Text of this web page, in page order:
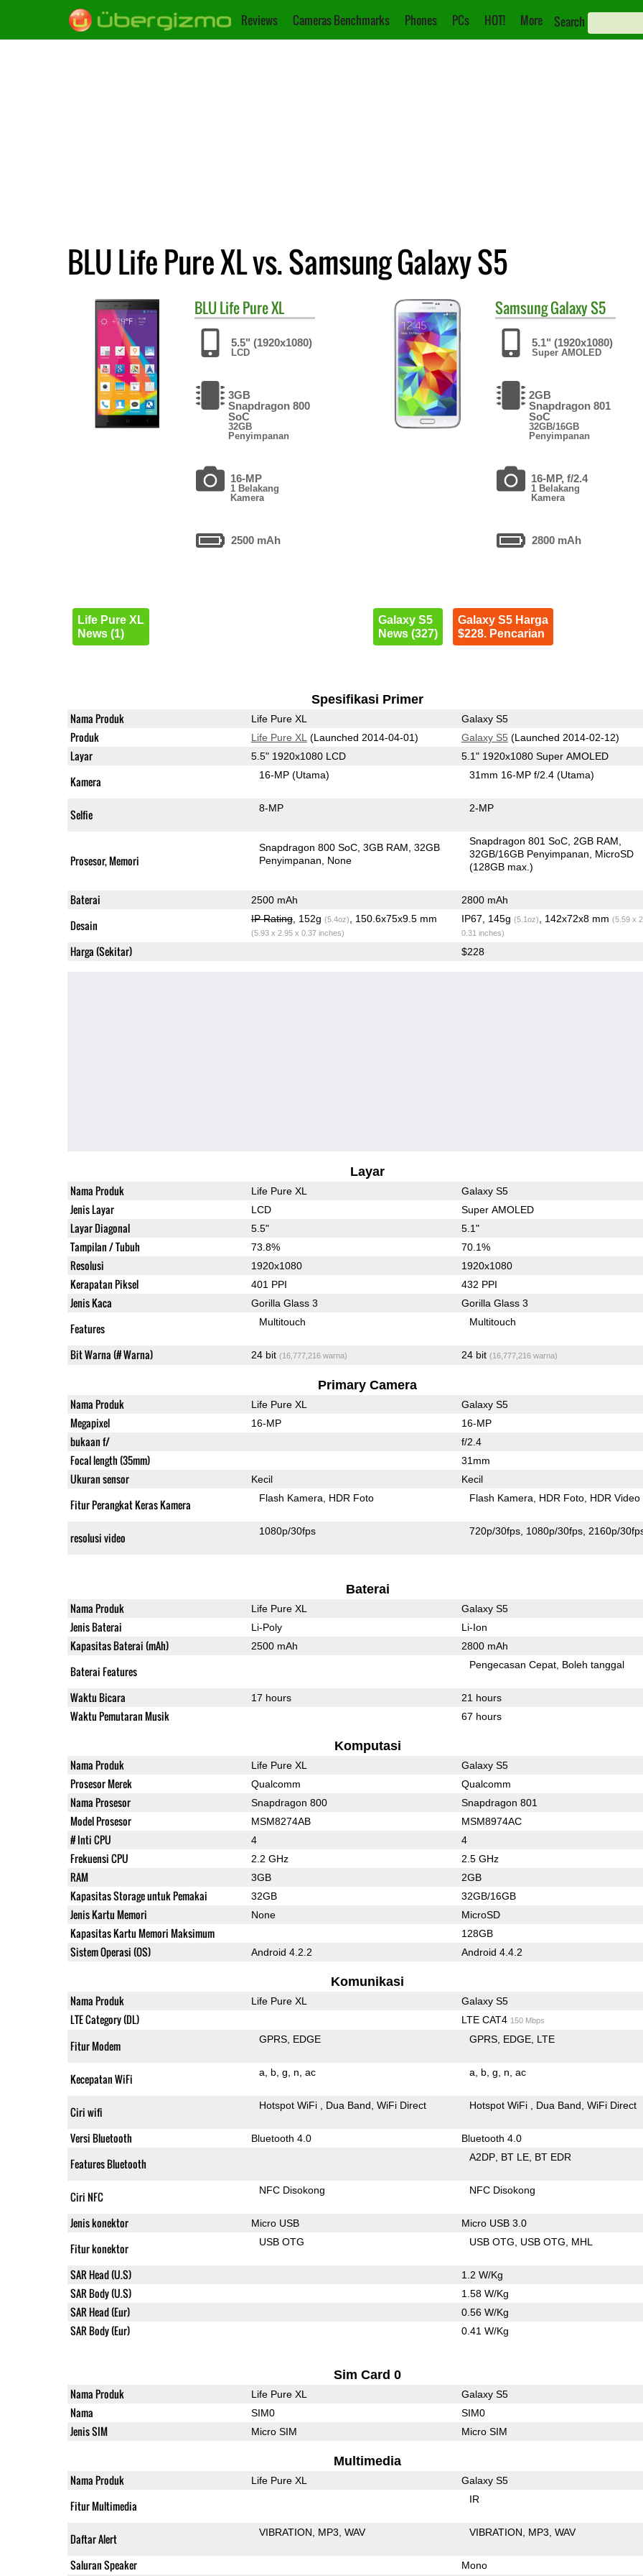
Reviews Cameras Benchmarks Phones PCs HOT! More Search
BLU Life Pure XL vs. Samsung Galaxy S5
BLULife Pure XL
5.5" (1920x1080)
LCD
3GB
Snapdragon 800
SoC
32GB
Penyimpanan
16-MP
1 Belakang
Kamera
2500 mAh
Life Pure XL
News (1)
SamsungGalaxy S5
5.1" (1920x1080)
Super AMOLED
2GB
Snapdragon 801
SoC
32GB/16GB
Penyimpanan
16-MP, f/2.4
1 Belakang
Kamera
2800 mAh
Galaxy S5
News (327)
Galaxy S5 Harga
$228. Pencarian
Spesifikasi Primer
Nama Produk Life Pure XL Galaxy S5
Produk Life Pure XL (Launched 2014-04-01) Galaxy S5 (Launched 2014-02-12)
Layar 5.5" 1920x1080 LCD 5.1" 1920x1080 Super AMOLED
Kamera 16-MP(Utama) 31mm 16-MP f/2.4(Utama)
Selfie 8-MP 2-MP
Prosesor, Memori
Snapdragon 800 SoC 3GB RAM 32GB
Penyimpanan
None
Snapdragon 801 SoC 2GB RAM
32GB/16GB Penyimpanan
MicroSD
(128GB max.)
Baterai 2500 mAh 2800 mAh
Desain IP Rating, 152g (5.4oz) , 150.6x75x9.5 mm
(5.93 x 2.95 x 0.37 inches)
IP67, 145g (5.1oz) , 142x72x8 mm (5.59 x
0.31 inches)
Harga (Sekitar) $228
Layar
Nama Produk Life Pure XL Galaxy S5
Jenis Layar LCD Super AMOLED
Layar Diagonal 5.5" 5.1"
Tampilan / Tubuh 73.8% 70.1%
Resolusi 1920x1080 1920x1080
Kerapatan Piksel 401 PPI 432 PPI
Jenis Kaca Gorilla Glass 3 Gorilla Glass 3
Features Multitouch Multitouch
Bit Warna (# Warna) 24 bit (16,777,216 warna) 24 bit (16,777,216 warna)
Primary Camera
Nama Produk Life Pure XL Galaxy S5
Megapixel 16-MP 16-MP
bukaan f/ f/2.4
Focal length (35mm) 31mm
Ukuran sensor Kecil Kecil
Fitur Perangkat Keras Kamera Flash Kamera HDR Foto Flash Kamera HDR Foto HDR Video
resolusi video 1080p/30fps 720p/30fps 1080p/30fps 2160p/
Baterai
Nama Produk Life Pure XL Galaxy S5
Jenis Baterai Li-Poly Li-Ion
Kapasitas Baterai (mAh) 2500 mAh 2800 mAh
Baterai Features Pengecasan Cepat Boleh tanggal
Waktu Bicara 17 hours 21 hours
Waktu Pemutaran Musik 67 hours
Komputasi
Nama Produk Life Pure XL Galaxy S5
Prosesor Merek Qualcomm Qualcomm
Nama Prosesor Snapdragon 800 Snapdragon 801
Model Prosesor MSM8274AB MSM8974AC
# Inti CPU 4 4
Frekuensi CPU 2.2 GHz 2.5 GHz
RAM 3GB 2GB
Kapasitas Storage untuk Pemakai 32GB 32GB/16GB
Jenis Kartu Memori None MicroSD
Kapasitas Kartu Memori Maksimum 128GB
Sistem Operasi (OS) Android 4.2.2 Android 4.4.2
Komunikasi
Nama Produk Life Pure XL Galaxy S5
LTE Category (DL) LTE CAT4 150 Mbps
Fitur Modem GPRS EDGE GPRS EDGE LTE
Kecepatan WiFi a b g n ac a b g n ac
Ciri wifi Hotspot WiFi Dua Band WiFi Direct Hotspot WiFi Dua Band WiFi Direct
Versi Bluetooth Bluetooth 4.0 Bluetooth 4.0
Features Bluetooth A2DP BT LE BT EDR
Ciri NFC NFC Disokong NFC Disokong
Jenis konektor Micro USB Micro USB 3.0
Fitur konektor USB OTG USB OTG USB OTG MHL
SAR Head (U.S) 1.2 W/Kg
SAR Body (U.S) 1.58 W/Kg
SAR Head (Eur) 0.56 W/Kg
SAR Body (Eur) 0.41 W/Kg
Sim Card 0
Nama Produk Life Pure XL Galaxy S5
Nama SIM0 SIM0
Jenis SIM Micro SIM Micro SIM
Multimedia
Nama Produk Life Pure XL Galaxy S5
Fitur Multimedia IR
Daftar Alert VIBRATION MP3 WAV VIBRATION MP3 WAV
Saluran Speaker Mono